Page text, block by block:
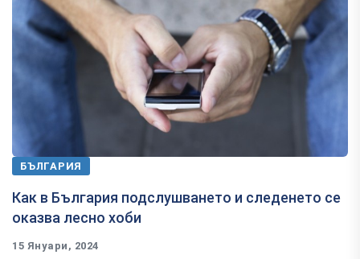
БЪЛГАРИЯ
Как в България подслушването и следенето се
оказва лесно хоби
15 Януари, 2024